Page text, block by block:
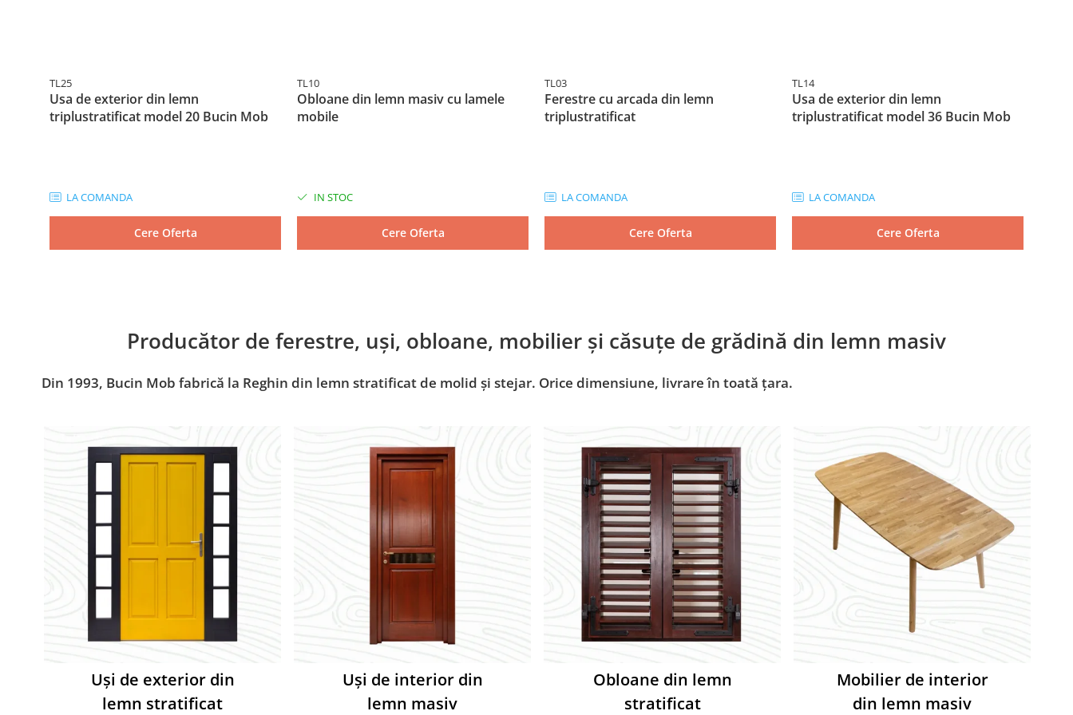
TL25
Usa de exterior din lemn
triplustratificat model 20 Bucin Mob
LA COMANDA
Cere Oferta
TL10
Obloane din lemn masiv cu lamele
mobile
IN STOC
Cere Oferta
TL03
Ferestre cu arcada din lemn
triplustratificat
LA COMANDA
Cere Oferta
TL14
Usa de exterior din lemn
triplustratificat model 36 Bucin Mob
LA COMANDA
Cere Oferta
Producător de ferestre, uși, obloane, mobilier și căsuțe de grădină din lemn masiv
Din 1993, Bucin Mob fabrică la Reghin din lemn stratificat de molid și stejar. Orice dimensiune, livrare în toată țara.
Uși de exterior din
lemn stratificat
Uși de interior din
lemn masiv
Obloane din lemn
stratificat
Mobilier de interior
din lemn masiv